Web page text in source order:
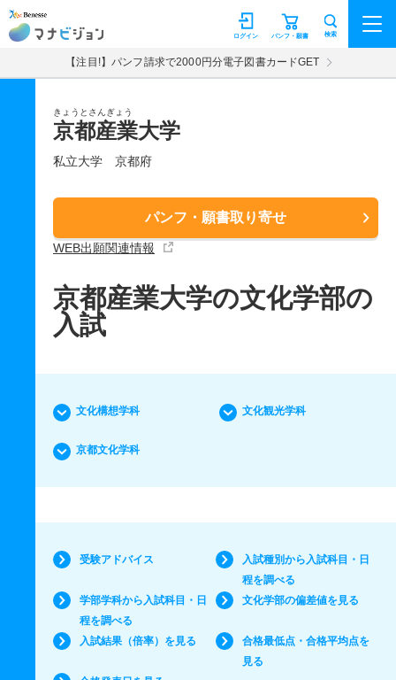
マナビジョン パンフ・願書
ログイン 検索
【注目!】パンフ請求で2000円分電子図書カードGET
きょうとさんぎょう
京都産業大学
私立大学 京都府
パンフ・願書取り寄せ
WEB出願関連情報
京都産業大学の文化学部の
入試
文化構想学科 文化観光学科
京都文化学科
受験アドバイス
入試種別から入試科目・日
程を調べる
学部学科から入試科目・日
程を調べる
文化学部の偏差値を見る
入試結果（倍率）を見る
合格最低点・合格平均点を
見る